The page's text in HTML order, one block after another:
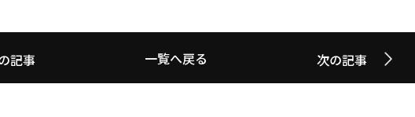
記事 一覧へ戻る 次の記事